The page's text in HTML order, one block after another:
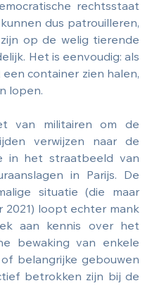
rechtsstaat
dus patrouilleren,
op de welig tierende
Het is eenvoudig: als
container zien halen,
lopen.
van militairen om de
verwijzen naar de
in het straatbeeld van
in Parijs. De
situatie (die maar
loopt echter mank
aan kennis over het
bewaking van enkele
belangrijke gebouwen
betrokken zijn bij de